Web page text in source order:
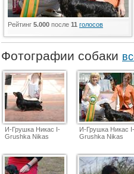
Рейтинг 5.000 после 11 голосов
Фотографии собаки
И-Грушка Никас I-
Grushka Nikas
И-Грушка Никас I-
Grushka Nikas